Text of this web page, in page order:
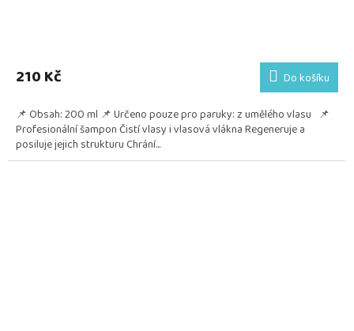
210 Kč Do košíku
📌 Obsah: 200 ml 📌 Určeno pouze pro paruky: z umělého vlasu 📌
Profesionální šampon Čistí vlasy i vlasová vlákna Regeneruje a
posiluje jejich strukturu Chrání...